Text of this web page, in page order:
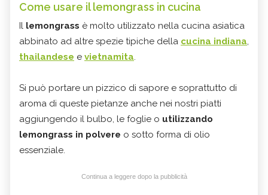
Come usare il lemongrass in cucina
Il lemongrass è molto utilizzato nella cucina asiatica
abbinato ad altre spezie tipiche della cucina indiana,
thailandese e vietnamita.
Si può portare un pizzico di sapore e soprattutto di
aroma di queste pietanze anche nei nostri piatti
aggiungendo il bulbo, le foglie o utilizzando
lemongrass in polvere o sotto forma di olio
essenziale.
Continua a leggere dopo la pubblicità